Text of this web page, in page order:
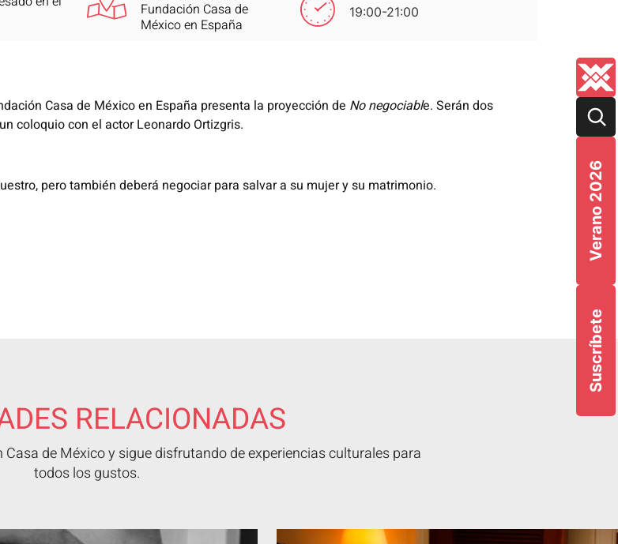
Suscríbete
Verano 2026
Fundación Casa de
México en España
19:00-21:00
Casa de México en España presenta la proyección de No negociable. Serán dos
coloquio con el actor Leonardo Ortizgris.
pero también deberá negociar para salvar a su mujer y su matrimonio.
RELACIONADAS
de México y sigue disfrutando de experiencias culturales para
todos los gustos.